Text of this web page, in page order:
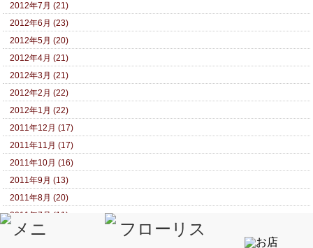
2012年7月 (21)
2012年6月 (23)
2012年5月 (20)
2012年4月 (21)
2012年3月 (21)
2012年2月 (22)
2012年1月 (22)
2011年12月 (17)
2011年11月 (17)
2011年10月 (16)
2011年9月 (13)
2011年8月 (20)
2011年7月 (11)
2011年6月 (17)